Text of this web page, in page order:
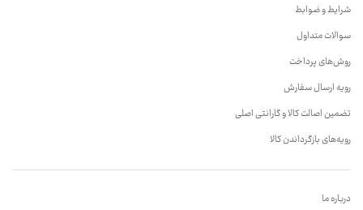
شرایط و ضوابط
سوالات متداول
روش‌های پرداخت
رویه ارسال سفارش
تضمین اصالت کالا و گارانتی اصلی
رویه‌های بازگرداندن کالا
درباره ما